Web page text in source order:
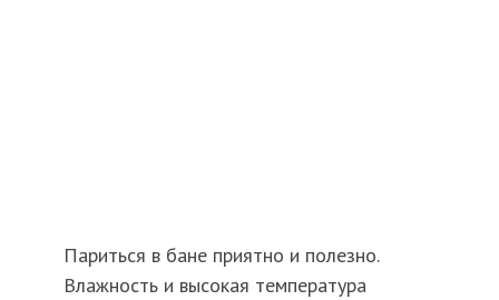
Париться в бане приятно и полезно.
Влажность и высокая температура